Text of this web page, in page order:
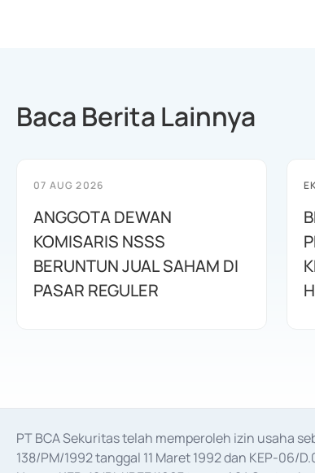
Baca Berita Lainnya
07 AUG 2026
ANGGOTA DEWAN
KOMISARIS NSSS
BERUNTUN JUAL SAHAM DI
PASAR REGULER
PT BCA Sekuritas telah memperoleh izin usaha
138/PM/1992 tanggal 11 Maret 1992 dan KEP-06/